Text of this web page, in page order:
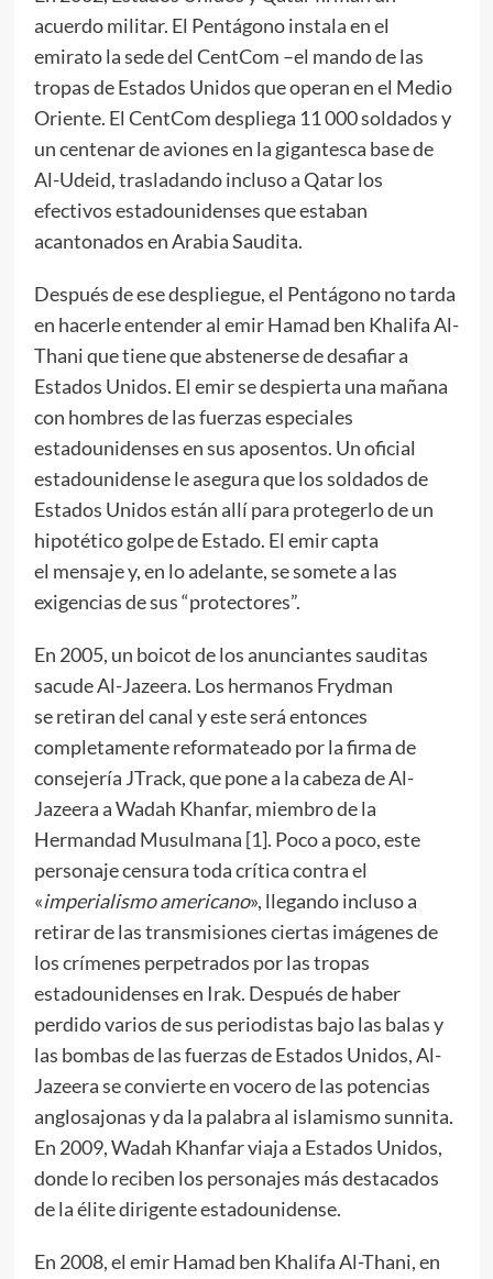
acuerdo militar. El Pentágono instala en el
emirato la sede del CentCom –el mando de las
tropas de Estados Unidos que operan en el Medio
Oriente. El CentCom despliega 11 000 soldados y
un centenar de aviones en la gigantesca base de
Al-Udeid, trasladando incluso a Qatar los
efectivos estadounidenses que estaban
acantonados en Arabia Saudita.
Después de ese despliegue, el Pentágono no tarda
en hacerle entender al emir Hamad ben Khalifa Al-
Thani que tiene que abstenerse de desafiar a
Estados Unidos. El emir se despierta una mañana
con hombres de las fuerzas especiales
estadounidenses en sus aposentos. Un oficial
estadounidense le asegura que los soldados de
Estados Unidos están allí para protegerlo de un
hipotético golpe de Estado. El emir capta
el mensaje y, en lo adelante, se somete a las
exigencias de sus “protectores”.
En 2005, un boicot de los anunciantes sauditas
sacude Al-Jazeera. Los hermanos Frydman
se retiran del canal y este será entonces
completamente reformateado por la firma de
consejería JTrack, que pone a la cabeza de Al-
Jazeera a Wadah Khanfar, miembro de la
Hermandad Musulmana [1]. Poco a poco, este
personaje censura toda crítica contra el
«imperialismo americano», llegando incluso a
retirar de las transmisiones ciertas imágenes de
los crímenes perpetrados por las tropas
estadounidenses en Irak. Después de haber
perdido varios de sus periodistas bajo las balas y
las bombas de las fuerzas de Estados Unidos, Al-
Jazeera se convierte en vocero de las potencias
anglosajonas y da la palabra al islamismo sunnita.
En 2009, Wadah Khanfar viaja a Estados Unidos,
donde lo reciben los personajes más destacados
de la élite dirigente estadounidense.
En 2008, el emir Hamad ben Khalifa Al-Thani, en